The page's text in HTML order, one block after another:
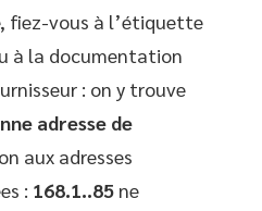
fiez-vous à l’étiquette
à la documentation
: on y trouve
adresse de
aux adresses
: 168.1..85 ne